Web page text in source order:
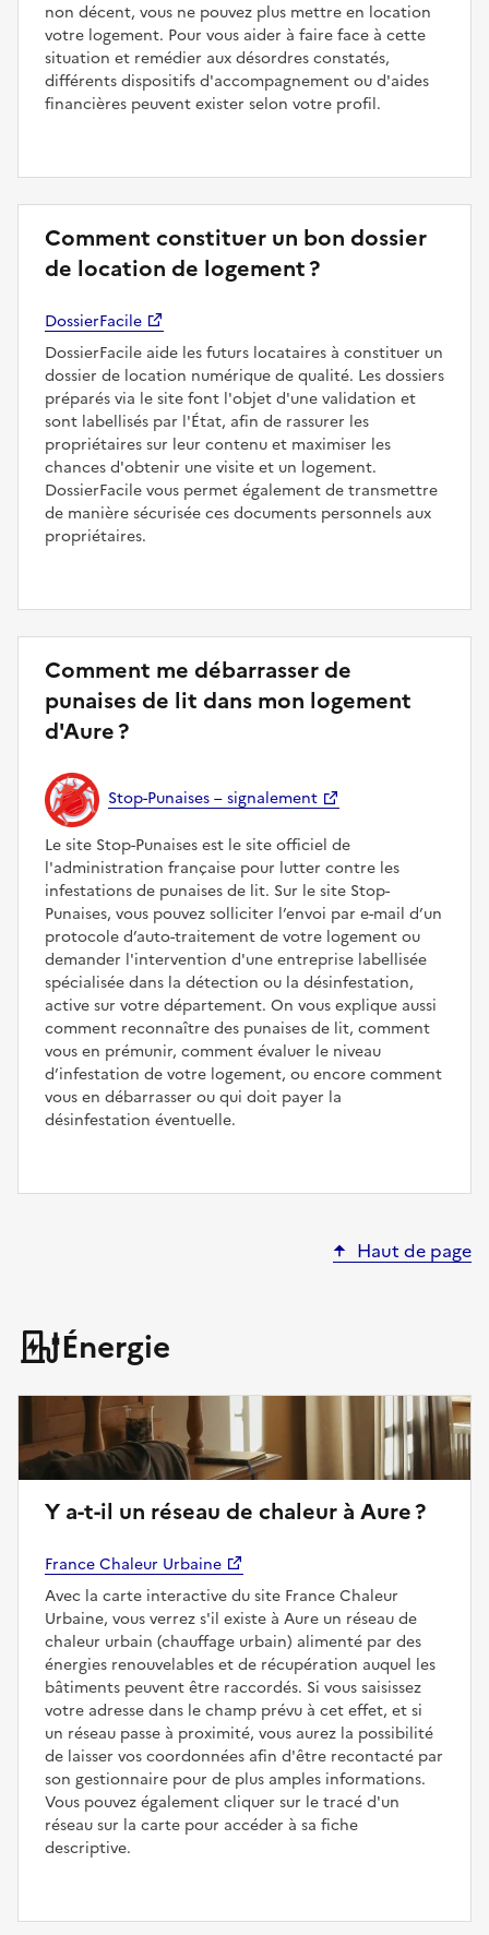
non décent, vous ne pouvez plus mettre en location
votre logement. Pour vous aider à faire face à cette
situation et remédier aux désordres constatés,
différents dispositifs d'accompagnement ou d'aides
financières peuvent exister selon votre profil.
Comment constituer un bon dossier
de location de logement ?
DossierFacile
DossierFacile aide les futurs locataires à constituer un
dossier de location numérique de qualité. Les dossiers
préparés via le site font l'objet d'une validation et
sont labellisés par l'État, afin de rassurer les
propriétaires sur leur contenu et maximiser les
chances d'obtenir une visite et un logement.
DossierFacile vous permet également de transmettre
de manière sécurisée ces documents personnels aux
propriétaires.
Comment me débarrasser de
punaises de lit dans mon logement
d'Aure ?
Stop-Punaises – signalement
Le site Stop-Punaises est le site officiel de
l'administration française pour lutter contre les
infestations de punaises de lit. Sur le site Stop-
Punaises, vous pouvez solliciter l’envoi par e-mail d’un
protocole d’auto-traitement de votre logement ou
demander l'intervention d'une entreprise labellisée
spécialisée dans la détection ou la désinfestation,
active sur votre département. On vous explique aussi
comment reconnaître des punaises de lit, comment
vous en prémunir, comment évaluer le niveau
d’infestation de votre logement, ou encore comment
vous en débarrasser ou qui doit payer la
désinfestation éventuelle.
Haut de page
Énergie
Y a-t-il un réseau de chaleur à Aure ?
France Chaleur Urbaine
Avec la carte interactive du site France Chaleur
Urbaine, vous verrez s'il existe à Aure un réseau de
chaleur urbain (chauffage urbain) alimenté par des
énergies renouvelables et de récupération auquel les
bâtiments peuvent être raccordés. Si vous saisissez
votre adresse dans le champ prévu à cet effet, et si
un réseau passe à proximité, vous aurez la possibilité
de laisser vos coordonnées afin d'être recontacté par
son gestionnaire pour de plus amples informations.
Vous pouvez également cliquer sur le tracé d'un
réseau sur la carte pour accéder à sa fiche
descriptive.